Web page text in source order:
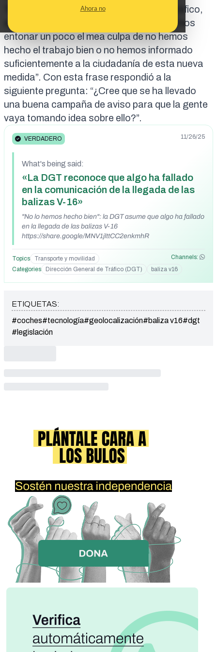
Ahora no
Telemática de la Dirección General de Tráfico,
aseguró en nombre de la DGT: “Deberíamos
entonar un poco el mea culpa de no hemos
hecho el trabajo bien o no hemos informado
suficientemente a la ciudadanía de esta nueva
medida”. Con esta frase respondió a la
siguiente pregunta: “¿Cree que se ha llevado
una buena campaña de aviso para que la gente
vaya tomando idea sobre ello?”.
VERDADERO 11/26/25
What's being said:
«La DGT reconoce que algo ha fallado
en la comunicación de la llegada de las
balizas V-16»
"No lo hemos hecho bien": la DGT asume que algo ha fallado
en la llegada de las balizas V-16
https://share.google/MNV1jlttCC2enkmhR
Topics Transporte y movilidad
Channels:
Categories
Dirección General de Tráfico (DGT) baliza v16
ETIQUETAS:
#coches#tecnología#geolocalización#baliza v16#dgt
#legislación